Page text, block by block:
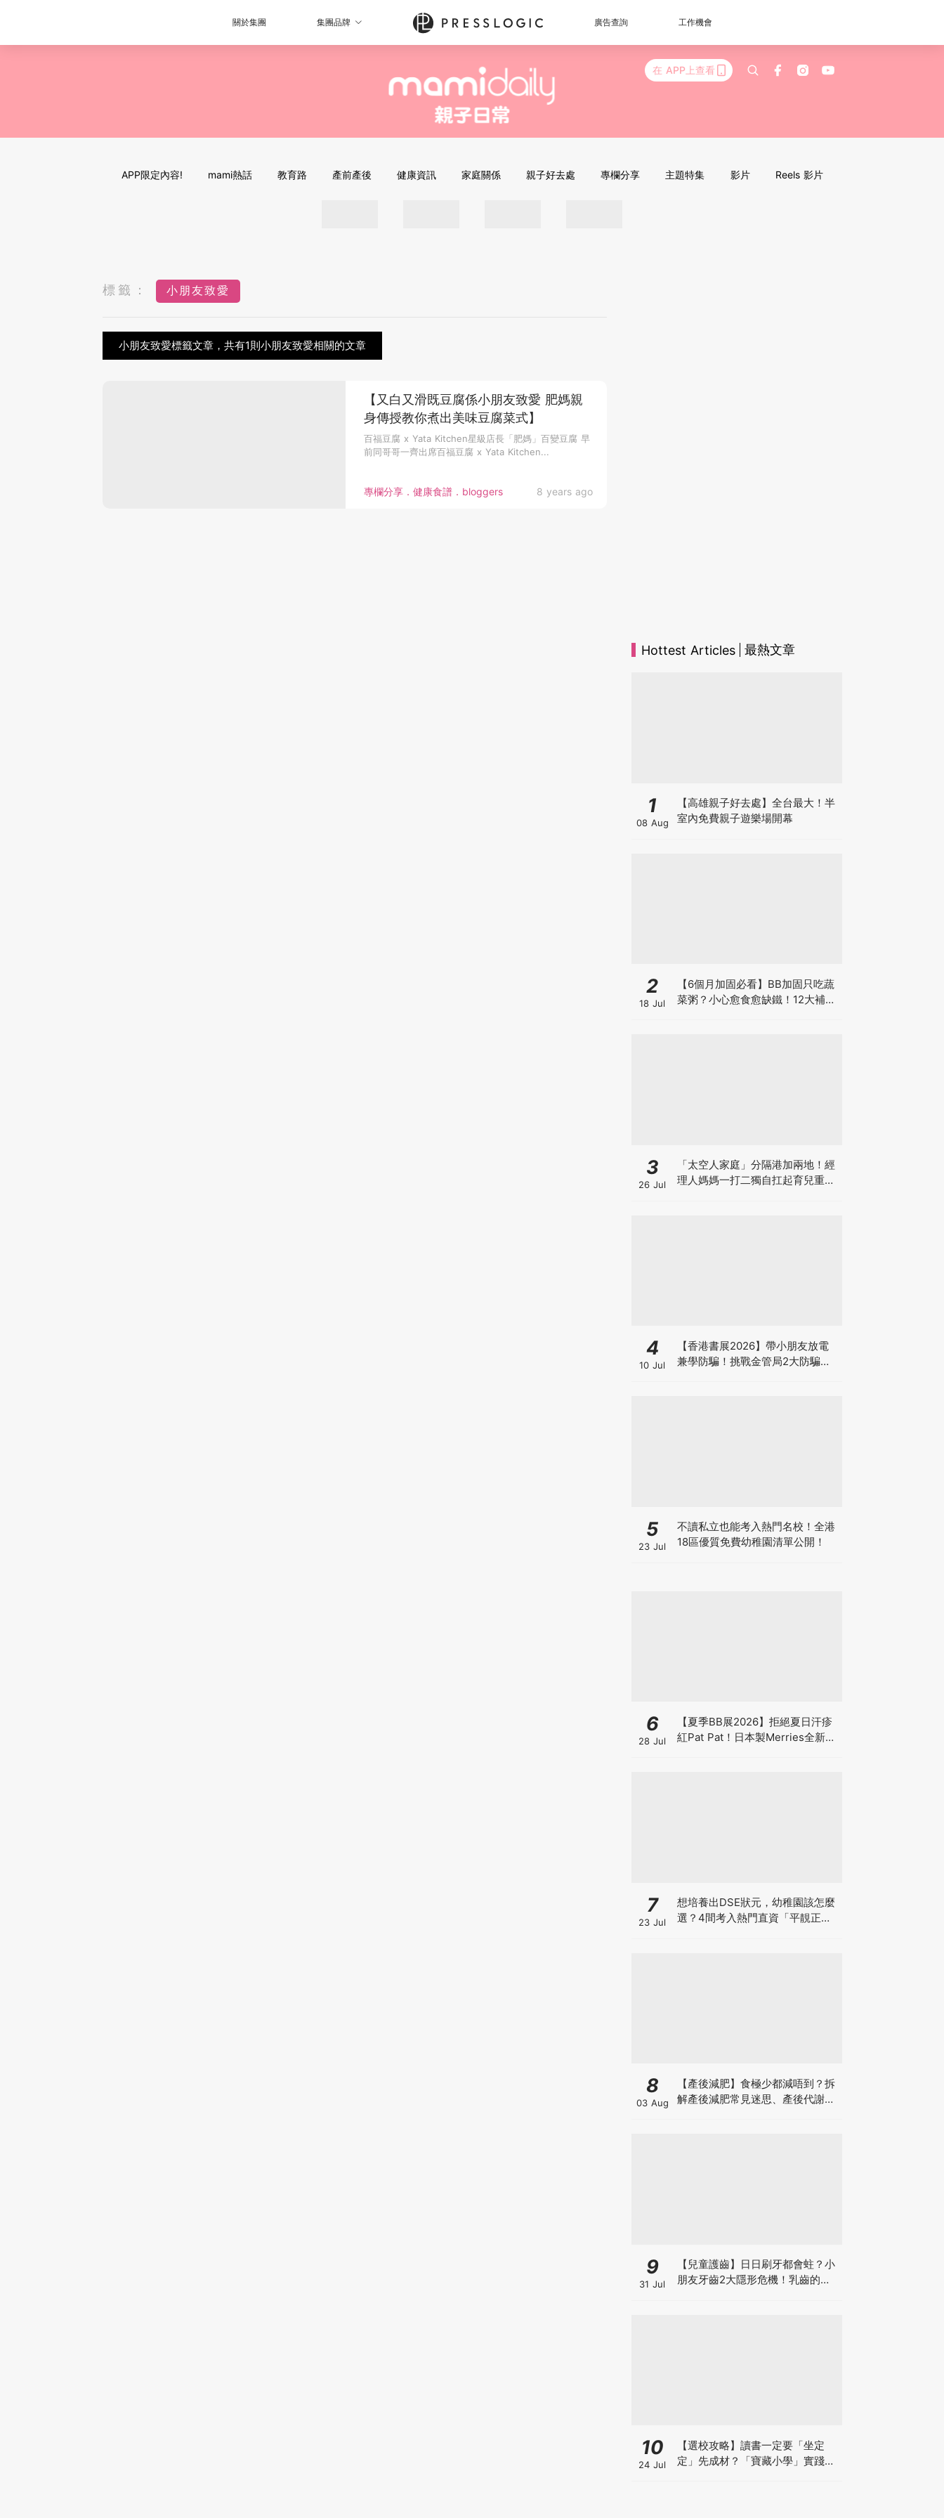
關於集團 集團品牌 廣告查詢 工作機會
在 APP上查看
APP限定內容! mami熱話 教育路 產前產後 健康資訊 家庭關係 親子好去處 專欄分享 主題特集 影片 Reels 影片
標籤： 小朋友致愛
小朋友致愛標籤文章，共有1則小朋友致愛相關的文章
專欄分享．健康食譜．bloggers 8 years ago
【又白又滑既豆腐係小朋友致愛 肥媽親
身傳授教你煮出美味豆腐菜式】
百福豆腐 x Yata Kitchen星級店長「肥媽」百變豆腐 早
前同哥哥一齊出席百福豆腐 x Yata Kitchen...
Hottest Articles 最熱文章
1
08 Aug
【高雄親子好去處】全台最大！半
室內免費親子遊樂場開幕
2
18 Jul
【6個月加固必看】BB加固只吃蔬
菜粥？小心愈食愈缺鐵！12大補鐵
3
26 Jul
「太空人家庭」分隔港加兩地！經
理人媽媽一打二獨自扛起育兒重
4
10 Jul
【香港書展2026】帶小朋友放電
兼學防騙！挑戰金管局2大防騙遊
5
23 Jul
不讀私立也能考入熱門名校！全港
18區優質免費幼稚園清單公開！
6
28 Jul
【夏季BB展2026】拒絕夏日汗疹
紅Pat Pat！日本製Merries全新超
7
23 Jul
想培養出DSE狀元，幼稚園該怎麼
選？4間考入熱門直資「平靚正」
8
03 Aug
【產後減肥】食極少都減唔到？拆
解產後減肥常見迷思、產後代謝、
9
31 Jul
【兒童護齒】日日刷牙都會蛀？小
朋友牙齒2大隱形危機！乳齒的琺
10
24 Jul
【選校攻略】讀書一定要「坐定
定」先成材？「寶藏小學」實踐動